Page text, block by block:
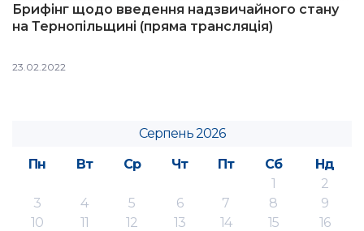
Брифінг щодо введення надзвичайного стану
на Тернопільщині (пряма трансляція)
23.02.2022
Серпень 2026
Пн
Вт Ср Чт Пт Сб
Нд
1
2
3
4 5 6 7 8
9
10
11 12 13 14 15
16